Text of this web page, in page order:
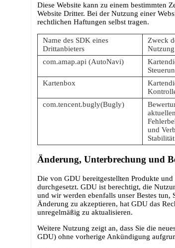
Diese Website kann zu einem bestimmten
Website Dritter. Bei der Nutzung einer
rechtlichen Haftungen selbst tragen.
Name des SDK eines
Drittanbieters
Zweck
Nutzung
com.amap.api (AutoNavi)
Kartenbox
com.tencent.bugly(Bugly)
und
Stabilität
Änderung, Unterbrechung und
Die von GDU bereitgestellten Produkte
durchgesetzt. GDU ist berechtigt, die
und wir werden ebenfalls unser Bestes
Änderung zu akzeptieren, hat GDU das
unregelmäßig zu aktualisieren.
Weitere Nutzung zeigt an, dass Sie die
GDU) ohne vorherige Ankündigung